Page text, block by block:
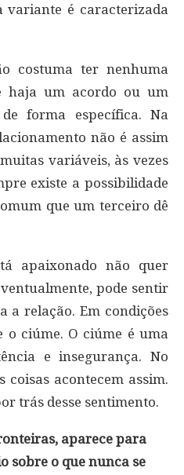
variante é caracterizada
costuma ter nenhuma
haja um acordo ou um
forma específica. Na
não é assim
variáveis, às vezes
existe a possibilidade
que um terceiro dê
apaixonado não quer
pode sentir
a relação. Em condições
o ciúme. O ciúme é uma
e insegurança. No
coisas acontecem assim.
trás desse sentimento.
aparece para
sobre o que nunca se